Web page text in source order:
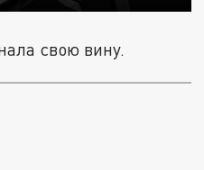
свою вину.